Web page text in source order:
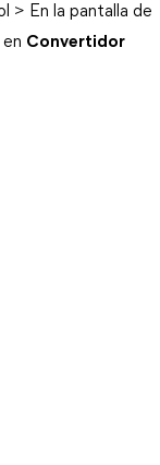
> En la pantalla de
Convertidor